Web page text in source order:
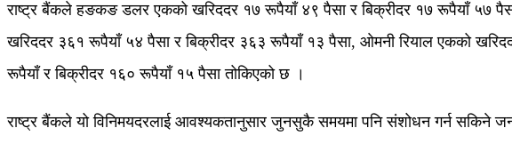
राष्ट्र बैंकले हङकङ डलर एकको खरिददर १७ रूपैयाँ ४९ पैसा र बिक्रीदर १७ रूपैयाँ ५७
खरिददर ३६१ रूपैयाँ ५४ पैसा र बिक्रीदर ३६३ रूपैयाँ १३ पैसा, ओमनी रियाल एकको
रूपैयाँ र बिक्रीदर १६० रूपैयाँ १५ पैसा तोकिएको छ ।
राष्ट्र बैंकले यो विनिमयदरलाई आवश्यकतानुसार जुनसुकै समयमा पनि संशोधन गर्न सकिने